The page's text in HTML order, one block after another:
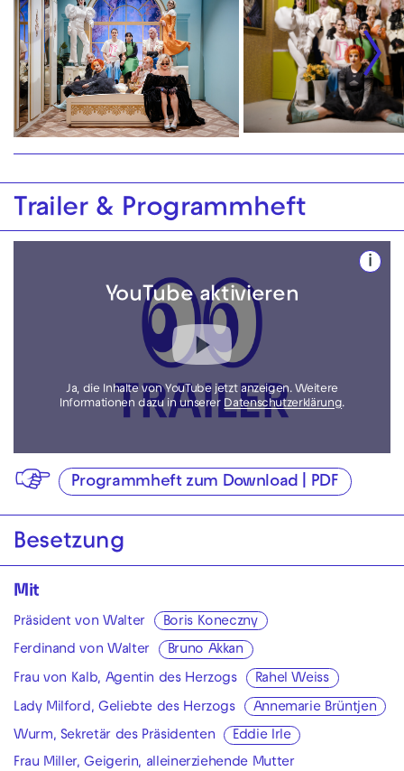
Trailer & Programmheft
YouTube aktivieren
i
Ja, die Inhalte von YouTube jetzt anzeigen. Weitere
Informationen dazu in unserer Datenschutzerklärung.
Programmheft zum Download | PDF
Besetzung
Mit
Präsident von Walter Boris Koneczny
Ferdinand von Walter Bruno Akkan
Frau von Kalb, Agentin des Herzogs Rahel Weiss
Lady Milford, Geliebte des Herzogs Annemarie Brüntjen
Wurm, Sekretär des Präsidenten Eddie Irle
Frau Miller, Geigerin, alleinerziehende Mutter